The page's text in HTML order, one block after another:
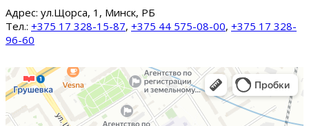
Адрес: ул.Щорса, 1, Минск, РБ
Тел.: +375 17 328-15-87, +375 44 575-08-00, +375 17 328-
96-60